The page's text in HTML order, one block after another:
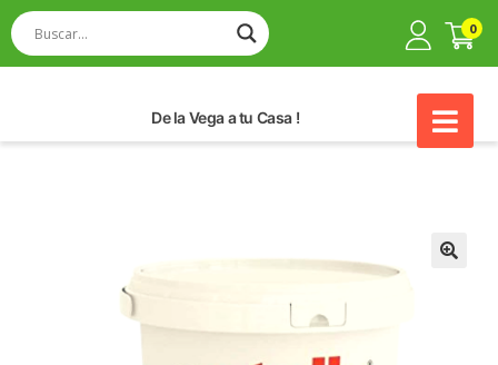
0
De la Vega a tu Casa !